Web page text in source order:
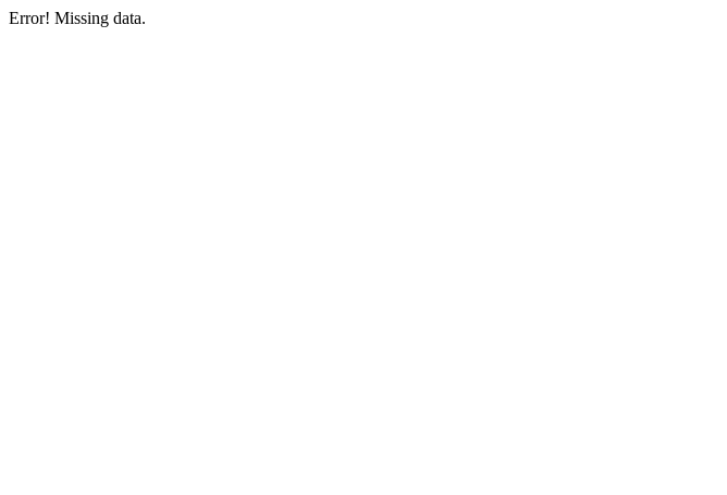
Error! Missing data.